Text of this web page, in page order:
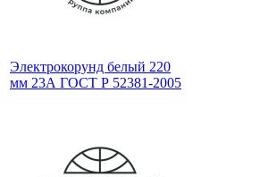
Электрокорунд белый 220
мм 23А ГОСТ Р 52381-2005